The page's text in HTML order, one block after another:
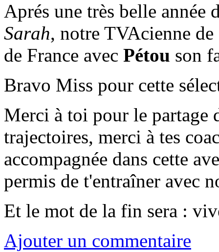
Aprés une très belle année
Sarah, notre TVAcienne
de France avec Pétou son
Bravo Miss pour cette
Merci à toi pour le partage
trajectoires, merci à tes
accompagnée dans cette
permis de t'entraîner avec
Et le mot de la fin sera :
Ajouter un commentaire